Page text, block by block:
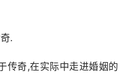
.
传奇,在实际中走进婚姻的